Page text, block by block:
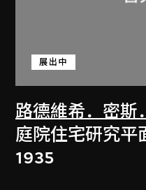
路德維希．密斯
展出中
庭院住宅研究平
1935